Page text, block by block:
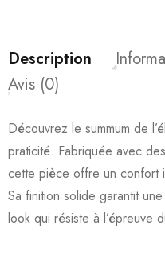
Description
Avis (0)
Découvrez le summum de
praticité. Fabriquée avec
cette pièce offre un confort
Sa finition solide garantit
look qui résiste à l’épreuve